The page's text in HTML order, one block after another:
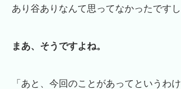
あり谷ありなんて思ってなかったですし
まあ、そうですよね。
「あと、今回のことがあってというわ